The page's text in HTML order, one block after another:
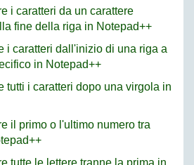
i caratteri da un carattere
fine della riga in Notepad++
i caratteri dall'inizio di una riga a
in Notepad++
tutti i caratteri dopo una virgola in
il primo o l'ultimo numero tra
tutte le lettere tranne la prima in